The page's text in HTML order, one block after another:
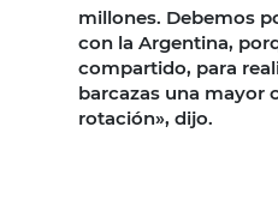
millones. Debemos
con la Argentina,
compartido, para
barcazas una mayor
rotación», dijo.